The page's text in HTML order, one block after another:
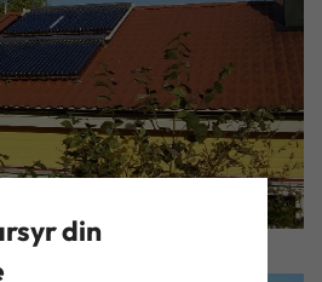
din